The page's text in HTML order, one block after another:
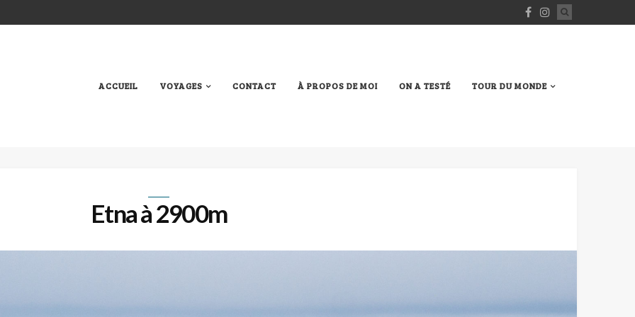
ACCUEIL VOYAGES CONTACT À PROPOS DE MOI ON A TESTÉ TOUR DU MONDE
Etna à 2900m